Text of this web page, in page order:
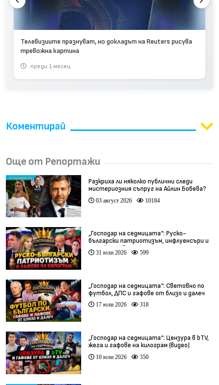
Телевизиите празнуват, но докладът на Reuters рисува
тревожна картина
преди 1 месец
Коментирай
Още от Репортажи
Разкриха ли няколко публични следи
мистериозния съпруг на Айлин Бобева?
03 август 2026 10184
„Господар на седмицата“: Руско-
български патриотизъм, инфлуенсъри и
тарикати (видео)
31 юли 2026 599
„Господар на седмицата“: Световно по
футбол, ДПС и гафове от близо и далеч
17 юли 2026 318
„Господар на седмицата“: Цензура в bTV,
жега и гафове на килограм (видео)
10 юли 2026 350